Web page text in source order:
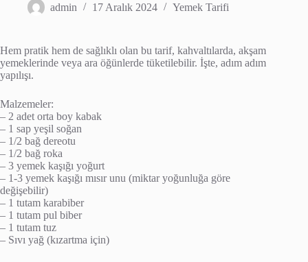
admin 17 Aralık 2024 Yemek Tarifi
Hem pratik hem de sağlıklı olan bu tarif, kahvaltılarda, akşam
yemeklerinde veya ara öğünlerde tüketilebilir. İşte, adım adım
yapılışı.
Malzemeler:
– 2 adet orta boy kabak
– 1 sap yeşil soğan
– 1/2 bağ dereotu
– 1/2 bağ roka
– 3 yemek kaşığı yoğurt
– 1-3 yemek kaşığı mısır unu (miktar yoğunluğa göre
değişebilir)
– 1 tutam karabiber
– 1 tutam pul biber
– 1 tutam tuz
– Sıvı yağ (kızartma için)